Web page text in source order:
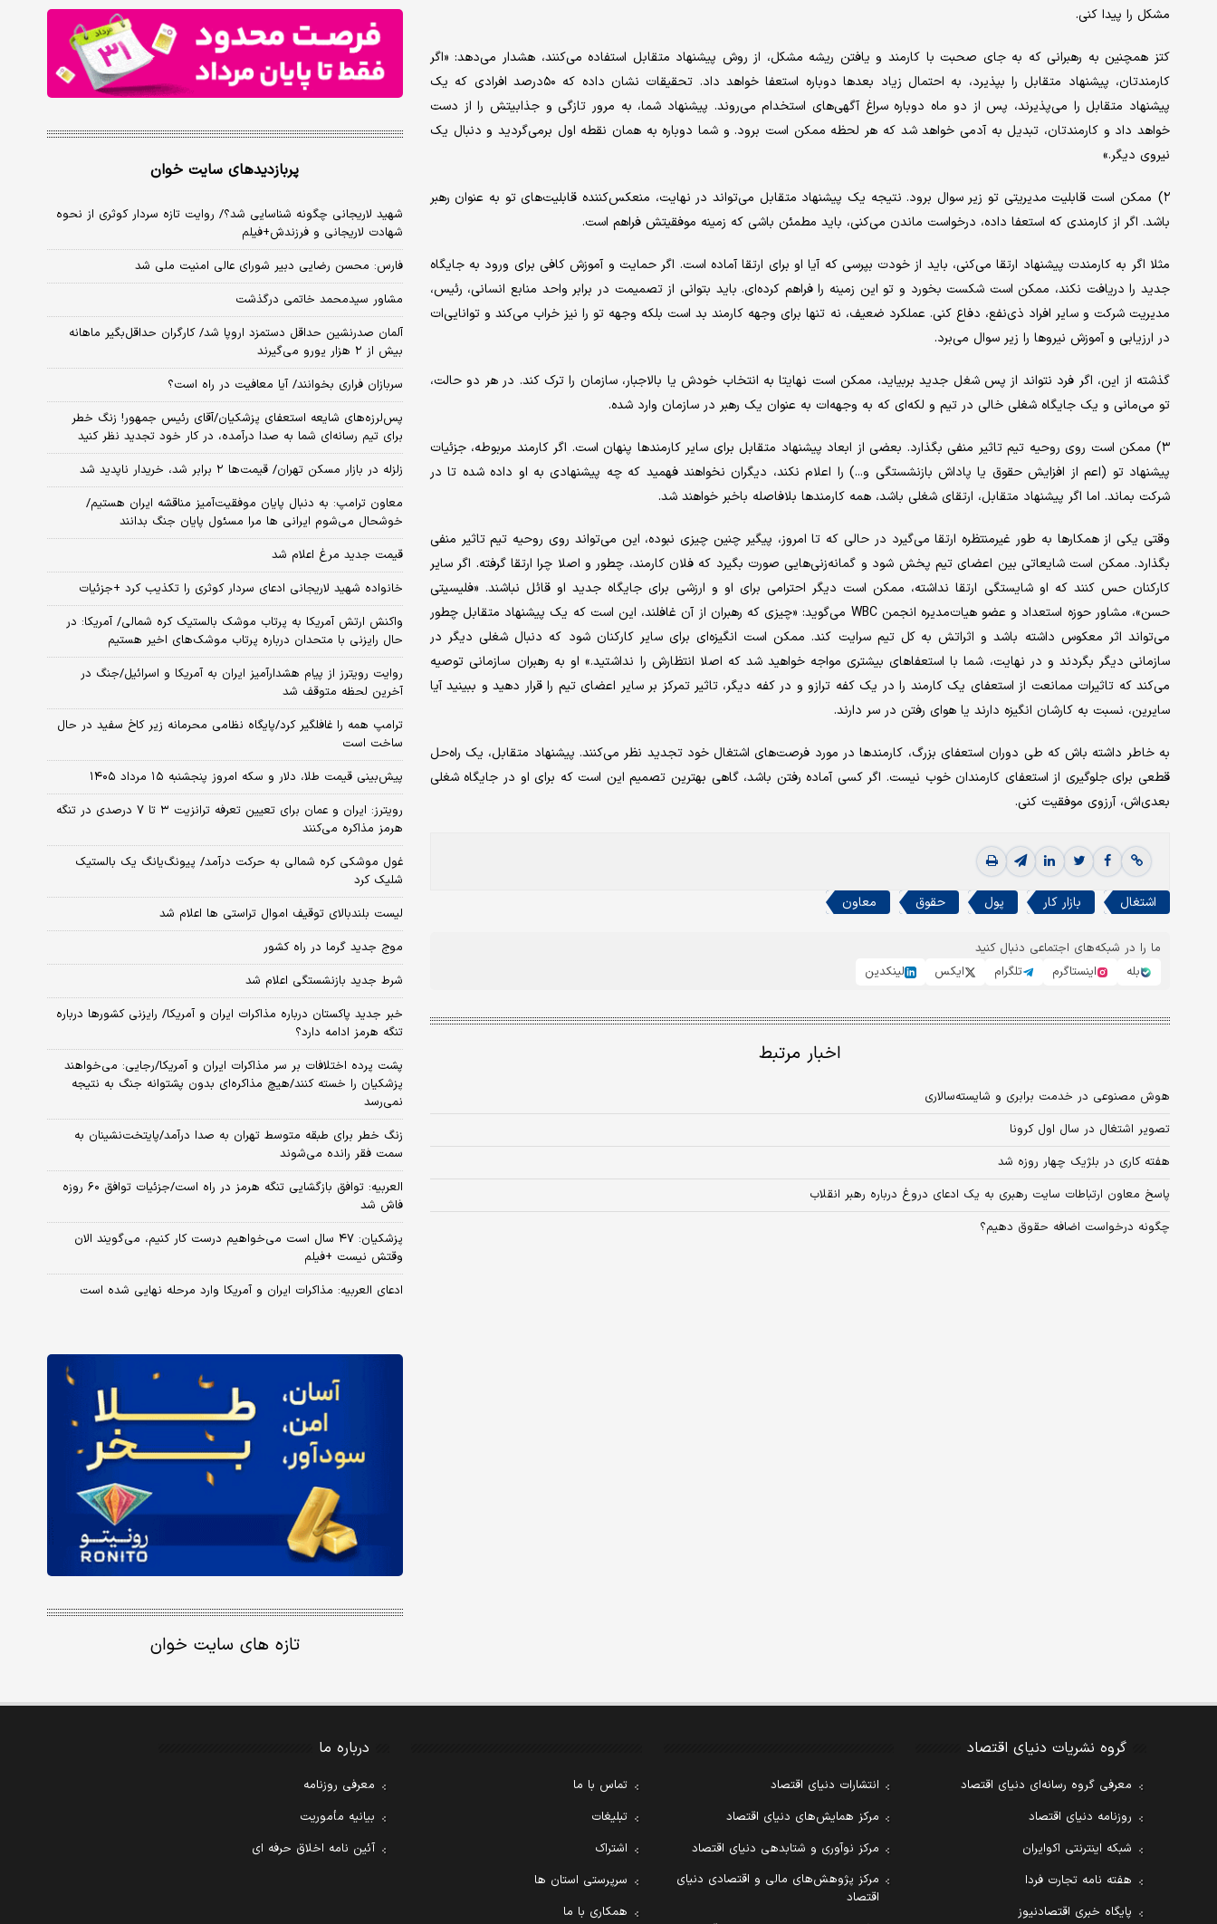
مشکل را پیدا کنی.
کتز همچنین به رهبرانی که به جای صحبت با کارمند و یافتن ریشه مشکل، از روش پیشنهاد متقابل استفاده می‌کنند، هشدار می‌دهد: «اگر
کارمندتان، پیشنهاد متقابل را بپذیرد، به احتمال زیاد بعدها دوباره استعفا خواهد داد. تحقیقات نشان داده که ۵۰‌درصد افرادی که یک
پیشنهاد متقابل را می‌پذیرند، پس از دو ماه دوباره سراغ آگهی‌‌‌های استخدام می‌‌‌روند. پیشنهاد شما، به مرور تازگی و جذابیتش را از دست
خواهد داد و کارمندتان، تبدیل به آدمی خواهد شد که هر لحظه ممکن است برود. و شما دوباره به همان نقطه اول برمی‌‌‌گردید و دنبال یک
نیروی دیگر.»
۲) ممکن است قابلیت مدیریتی تو زیر سوال برود. نتیجه یک پیشنهاد متقابل می‌تواند در نهایت، منعکس‌‌‌کننده قابلیت‌‌‌های تو به عنوان رهبر
باشد. اگر از کارمندی که استعفا داده، درخواست ماندن می‌‌‌کنی، باید مطمئن باشی که زمینه موفقیتش فراهم است.
مثلا اگر به کارمندت پیشنهاد ارتقا می‌‌‌کنی، باید از خودت بپرسی که آیا او برای ارتقا آماده است. اگر حمایت و آموزش کافی برای ورود به جایگاه
جدید را دریافت نکند، ممکن است شکست بخورد و تو این زمینه را فراهم کرده‌‌‌ای. باید بتوانی از تصمیمت در برابر واحد منابع انسانی، رئیس،
مدیریت شرکت و سایر افراد ذی‌نفع، دفاع کنی. عملکرد ضعیف، نه تنها برای وجهه کارمند بد است بلکه وجهه تو را نیز خراب می‌کند و توانایی‌‌‌ات
در ارزیابی و آموزش نیروها را زیر سوال می‌‌‌برد.
گذشته از این، اگر فرد نتواند از پس شغل جدید بربیاید، ممکن است نهایتا به انتخاب خودش یا بالاجبار، سازمان را ترک کند. در هر دو حالت،
تو می‌‌‌مانی و یک جایگاه شغلی خالی در تیم و لکه‌‌‌ای که به وجهه‌‌‌ات به عنوان یک رهبر در سازمان وارد شده.
۳) ممکن است روی روحیه تیم تاثیر منفی بگذارد. بعضی از ابعاد پیشنهاد متقابل برای سایر کارمندها پنهان است. اگر کارمند مربوطه، جزئیات
پیشنهاد تو (اعم از افزایش حقوق یا پاداش بازنشستگی و...) را اعلام نکند، دیگران نخواهند فهمید که چه پیشنهادی به او داده شده تا در
شرکت بماند. اما اگر پیشنهاد متقابل، ارتقای شغلی باشد، همه کارمندها بلافاصله باخبر خواهند شد.
وقتی یکی از همکارها به طور غیرمنتظره ارتقا می‌گیرد در حالی که تا امروز، پیگیر چنین چیزی نبوده، این می‌تواند روی روحیه تیم تاثیر منفی
بگذارد. ممکن است شایعاتی بین اعضای تیم پخش شود و گمانه‌‌‌زنی‌‌‌هایی صورت بگیرد که فلان کارمند، چطور و اصلا چرا ارتقا گرفته. اگر سایر
کارکنان حس کنند که او شایستگی ارتقا نداشته، ممکن است دیگر احترامی برای او و ارزشی برای جایگاه جدید او قائل نباشند. «فلیسیتی
حسن»، مشاور حوزه استعداد و عضو هیات‌مدیره انجمن WBC می‌‌‌گوید: «چیزی که رهبران از آن غافلند، این است که یک پیشنهاد متقابل چطور
می‌تواند اثر معکوس داشته باشد و اثراتش به کل تیم سرایت کند. ممکن است انگیزه‌‌‌ای برای سایر کارکنان شود که دنبال شغلی دیگر در
سازمانی دیگر بگردند و در نهایت، شما با استعفاهای بیشتری مواجه خواهید شد که اصلا انتظارش را نداشتید.» او به رهبران سازمانی توصیه
می‌کند که تاثیرات ممانعت از استعفای یک کارمند را در یک کفه ترازو و در کفه دیگر، تاثیر تمرکز بر سایر اعضای تیم را قرار دهید و ببینید آیا
سایرین، نسبت به کارشان انگیزه دارند یا هوای رفتن در سر دارند.
به خاطر داشته باش که طی دوران استعفای بزرگ، کارمندها در مورد فرصت‌‌‌های اشتغال خود تجدید نظر می‌کنند. پیشنهاد متقابل، یک راه‌حل
قطعی برای جلوگیری از استعفای کارمندان خوب نیست. اگر کسی آماده رفتن باشد، گاهی بهترین تصمیم این است که برای او در جایگاه شغلی
بعدی‌‌‌اش، آرزوی موفقیت کنی.
اشتغال بازار کار پول حقوق معاون
ما را در شبکه‌های اجتماعی دنبال کنید
بله
اینستاگرم تلگرام ایکس لینکدین
اخبار مرتبط
هوش مصنوعی در خدمت برابری و شایسته‌سالاری
تصویر اشتغال در سال اول کرونا
هفته کاری در بلژیک چهار روزه شد
پاسخ معاون ارتباطات سایت رهبری به یک ادعای دروغ درباره رهبر انقلاب
چگونه درخواست اضافه حقوق دهیم؟
پربازدیدهای سایت خوان
شهید لاریجانی چگونه شناسایی شد؟/ روایت تازه سردار کوثری از نحوه
شهادت لاریجانی و فرزندش+فیلم
فارس: محسن رضایی دبیر شورای عالی امنیت ملی شد
مشاور سیدمحمد خاتمی درگذشت
آلمان صدرنشین حداقل دستمزد اروپا شد/ کارگران حداقل‌بگیر ماهانه
بیش از ۲ هزار یورو می‌گیرند
سربازان فراری بخوانند/ آیا معافیت در راه است؟
پس‌لرزه‌های شایعه استعفای پزشکیان/آقای رئیس جمهور! زنگ خطر
برای تیم رسانه‌ای شما به صدا درآمده، در کار خود تجدید نظر کنید
زلزله در بازار مسکن تهران/ قیمت‌ها ۲ برابر شد، خریدار ناپدید شد
معاون ترامپ: به دنبال پایان موفقیت‌آمیز مناقشه ایران هستیم/
خوشحال می‌شوم ایرانی ها مرا مسئول پایان جنگ بدانند
قیمت جدید مرغ اعلام شد
خانواده شهید لاریجانی ادعای سردار کوثری را تکذیب کرد +جزئیات
واکنش ارتش آمریکا به پرتاب موشک بالستیک کره شمالی/ آمریکا: در
حال رایزنی با متحدان درباره پرتاب موشک‌های اخیر هستیم
روایت رویترز از پیام هشدارآمیز ایران به آمریکا و اسرائیل/جنگ در
آخرین لحظه متوقف شد
ترامپ همه را غافلگیر کرد/پایگاه نظامی محرمانه زیر کاخ سفید در حال
ساخت است
پیش‌بینی قیمت طلا، دلار و سکه امروز پنجشنبه ۱۵ مرداد ۱۴۰۵
رویترز: ایران و عمان برای تعیین تعرفه ترانزیت ۳ تا ۷ درصدی در تنگه
هرمز مذاکره می‌کنند
غول موشکی کره شمالی به حرکت درآمد/ پیونگ‌یانگ یک بالستیک
شلیک کرد
لیست بلندبالای توقیف اموال تراستی ها اعلام شد
موج جدید گرما در راه کشور
شرط جدید بازنشستگی اعلام شد
خبر جدید پاکستان درباره مذاکرات ایران و آمریکا/ رایزنی کشورها درباره
تنگه هرمز ادامه دارد؟
پشت پرده اختلافات بر سر مذاکرات ایران و آمریکا/رجایی: می‌خواهند
پزشکیان را خسته کنند/هیچ مذاکره‌ای بدون پشتوانه جنگ به نتیجه
نمی‌رسد
زنگ خطر برای طبقه متوسط تهران به صدا درآمد/پایتخت‌نشینان به
سمت فقر رانده می‌شوند
العربیه: توافق بازگشایی تنگه هرمز در راه است/جزئیات توافق ۶۰ روزه
فاش شد
پزشکیان: ۴۷ سال است می‌خواهیم درست کار کنیم، می‌گویند الان
وقتش نیست +فیلم
ادعای العربیه: مذاکرات ایران و آمریکا وارد مرحله نهایی شده است
تازه های سایت خوان
گروه نشریات دنیای اقتصاد
معرفی گروه رسانه‌ای دنیای اقتصاد
روزنامه دنیای اقتصاد
شبکه اینترنتی اکوایران
هفته نامه تجارت فردا
پایگاه خبری اقتصادنیوز
انتشارات دنیای اقتصاد
مرکز همایش‌های دنیای اقتصاد
مرکز نوآوری و شتابدهی دنیای اقتصاد
مرکز پژوهش‌های مالی و اقتصادی دنیای
اقتصاد
تماس با ما
تبلیغات
اشتراک
سرپرستی استان ها
همکاری با ما
درباره ما
معرفی روزنامه
بیانیه مأموریت
آئین نامه اخلاق حرفه ای